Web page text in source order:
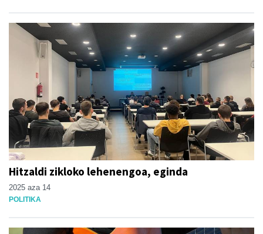
Hitzaldi zikloko lehenengoa, eginda
2025 aza 14
POLITIKA